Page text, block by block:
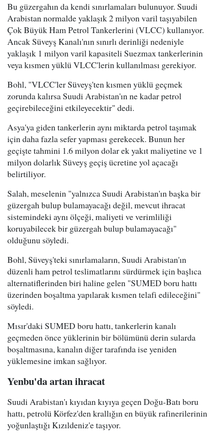
Bu güzergahın da kendi sınırlamaları bulunuyor. Suudi
Arabistan normalde yaklaşık 2 milyon varil taşıyabilen
Çok Büyük Ham Petrol Tankerlerini (VLCC) kullanıyor.
Ancak Süveyş Kanalı'nın sınırlı derinliği nedeniyle
yaklaşık 1 milyon varil kapasiteli Suezmax tankerlerinin
veya kısmen yüklü VLCC'lerin kullanılması gerekiyor.
Bohl, "VLCC'ler Süveyş'ten kısmen yüklü geçmek
zorunda kalırsa Suudi Arabistan'ın ne kadar petrol
geçirebileceğini etkileyecektir" dedi.
Asya'ya giden tankerlerin aynı miktarda petrol taşımak
için daha fazla sefer yapması gerekecek. Bunun her
geçişte tahmini 1.6 milyon dolar ek yakıt maliyetine ve 1
milyon dolarlık Süveyş geçiş ücretine yol açacağı
belirtiliyor.
Salah, meselenin "yalnızca Suudi Arabistan'ın başka bir
güzergah bulup bulamayacağı değil, mevcut ihracat
sistemindeki aynı ölçeği, maliyeti ve verimliliği
koruyabilecek bir güzergah bulup bulamayacağı"
olduğunu söyledi.
Bohl, Süveyş'teki sınırlamaların, Suudi Arabistan'ın
düzenli ham petrol teslimatlarını sürdürmek için başlıca
alternatiflerinden biri haline gelen "SUMED boru hattı
üzerinden boşaltma yapılarak kısmen telafi edileceğini"
söyledi.
Mısır'daki SUMED boru hattı, tankerlerin kanalı
geçmeden önce yüklerinin bir bölümünü derin sularda
boşaltmasına, kanalın diğer tarafında ise yeniden
yüklemesine imkan sağlıyor.
Yenbu'da artan ihracat
Suudi Arabistan'ı kıyıdan kıyıya geçen Doğu-Batı boru
hattı, petrolü Körfez'den krallığın en büyük rafinerilerinin
yoğunlaştığı Kızıldeniz'e taşıyor.